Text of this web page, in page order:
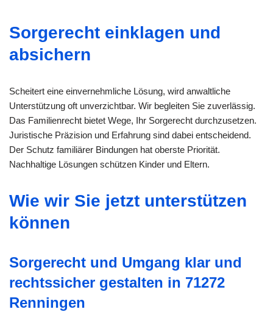
Sorgerecht einklagen und
absichern
Scheitert eine einvernehmliche Lösung, wird anwaltliche
Unterstützung oft unverzichtbar. Wir begleiten Sie zuverlässig.
Das Familienrecht bietet Wege, Ihr Sorgerecht durchzusetzen.
Juristische Präzision und Erfahrung sind dabei entscheidend.
Der Schutz familiärer Bindungen hat oberste Priorität.
Nachhaltige Lösungen schützen Kinder und Eltern.
Wie wir Sie jetzt unterstützen
können
Sorgerecht und Umgang klar und
rechtssicher gestalten in 71272
Renningen